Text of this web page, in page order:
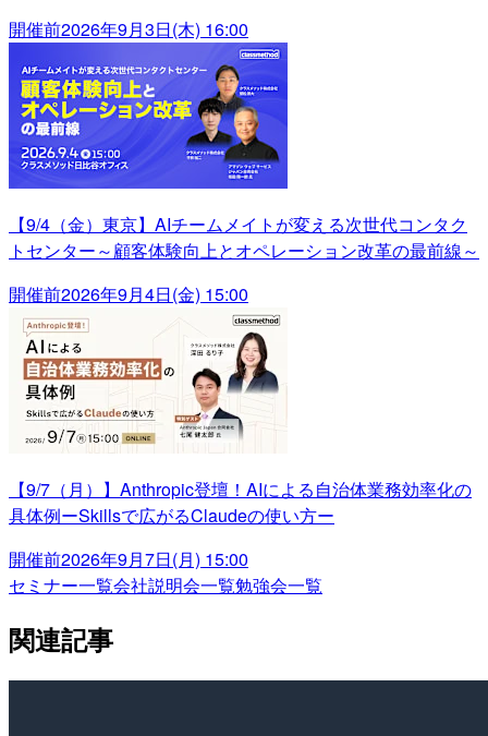
開催前2026年9月3日(木) 16:00
【9/4（金）東京】AIチームメイトが変える次世代コンタク
トセンター～顧客体験向上とオペレーション改革の最前線～
開催前2026年9月4日(金) 15:00
【9/7（月）】Anthropic登壇！AIによる自治体業務効率化の
具体例ーSkillsで広がるClaudeの使い方ー
開催前2026年9月7日(月) 15:00
セミナー一覧会社説明会一覧勉強会一覧
関連記事